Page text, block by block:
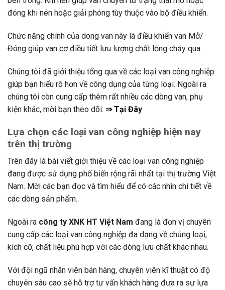
đóng khi nén hoặc giải phóng tùy thuộc vào bộ điều khiển.
Chức năng chính của dong van này là điều khiển van Mở/
Đóng giúp van cơ điều tiết lưu lượng chất lỏng chảy qua.
Chúng tôi đã giới thiệu tổng qua về các loại van công nghiệp
giúp bạn hiểu rõ hơn về công dụng của từng loại. Ngoài ra
chúng tôi còn cung cấp thêm rất nhiều các dòng van, phụ
kiện khác, mời bạn theo dõi: ⇒ Tại Đây
Lựa chọn các loại van công nghiệp hiện nay
trên thị trường
Trên đây là bài viết giới thiệu về các loại van công nghiệp
đang được sử dụng phổ biến rộng rãi nhất tại thị trường Việt
Nam. Mời các bạn đọc và tìm hiểu để có các nhìn chi tiết về
các dòng sản phẩm.
Ngoài ra công ty XNK HT Việt Nam đang là đơn vị chuyên
cung cấp các loại van công nghiệp đa dạng về chủng loại,
kích cỡ, chất liệu phù hợp với các dòng lưu chất khác nhau.
Với đội ngũ nhân viên bán hàng, chuyên viên kĩ thuật có độ
chuyên sâu cao sẽ hỗ trợ tư vấn khách hàng đưa ra sự lựa